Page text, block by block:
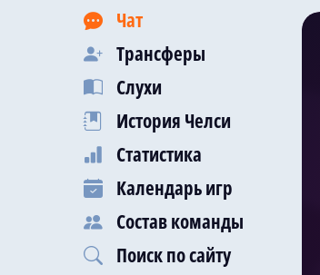
Чат
Трансферы
Слухи
История Челси
Статистика
Календарь игр
Состав команды
Поиск по сайту